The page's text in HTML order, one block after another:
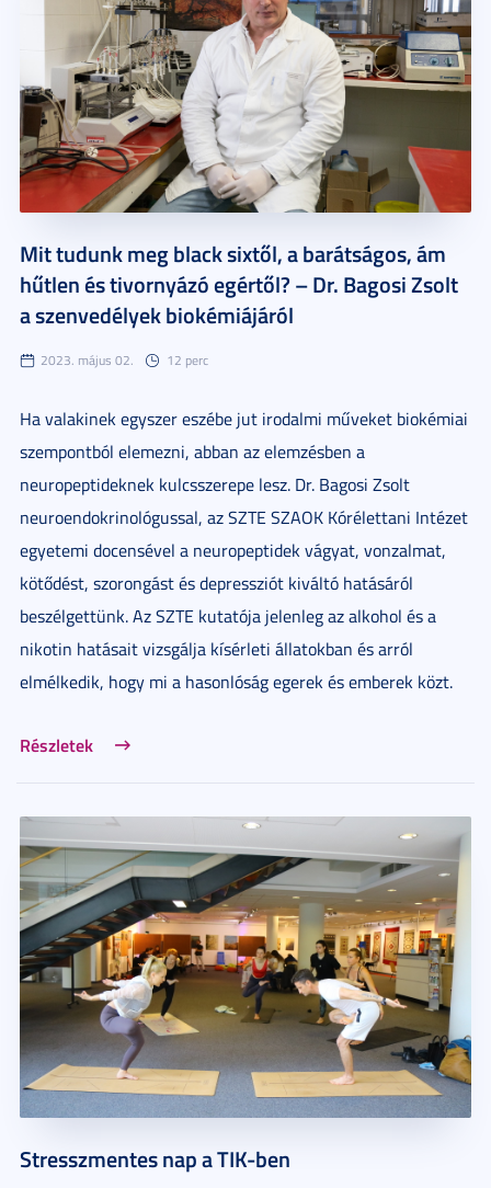
Mit tudunk meg black sixtől, a barátságos, ám
hűtlen és tivornyázó egértől? – Dr. Bagosi Zsolt
a szenvedélyek biokémiájáról
2023. május 02. 12 perc
Ha valakinek egyszer eszébe jut irodalmi műveket biokémiai
szempontból elemezni, abban az elemzésben a
neuropeptideknek kulcsszerepe lesz. Dr. Bagosi Zsolt
neuroendokrinológussal, az SZTE SZAOK Kórélettani Intézet
egyetemi docensével a neuropeptidekvágyat, vonzalmat,
kötődést, szorongást és depressziót kiváltó hatásáról
beszélgettünk. Az SZTE kutatója jelenleg az alkohol és a
nikotin hatásait vizsgálja kísérleti állatokban és arról
elmélkedik, hogy mi a hasonlóság egerek és emberek közt.
Részletek
Stresszmentes nap a TIK-ben